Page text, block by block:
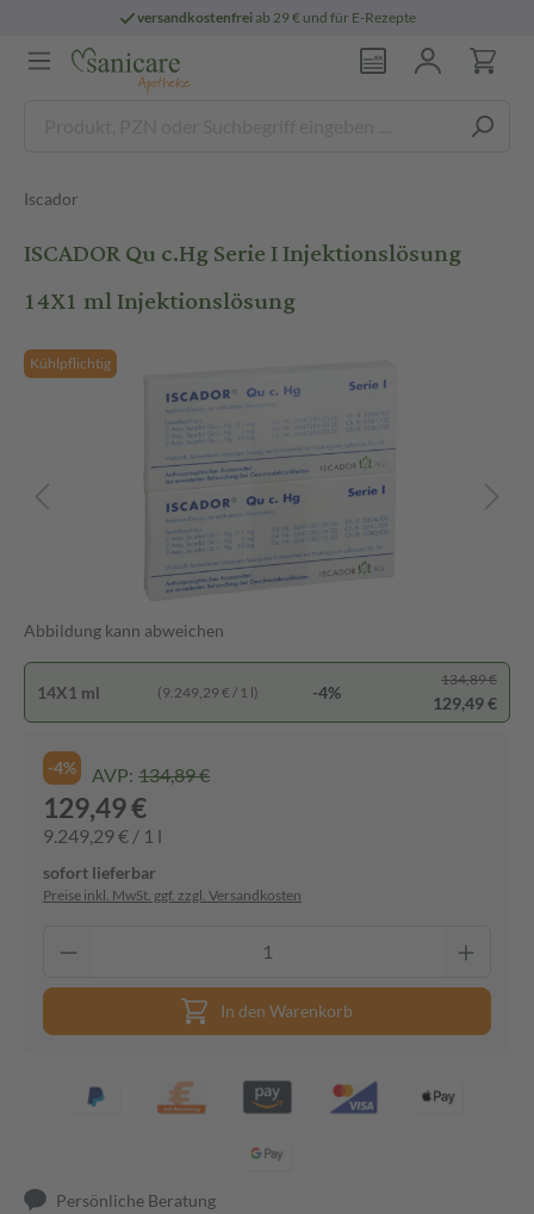
versandkostenfreiab 29 € und für E-Rezepte
Iscador
ISCADOR Qu c.Hg Serie I Injektionslösung
14X1 ml Injektionslösung
Kühlpflichtig
Abbildung kann abweichen
14X1 ml (9.249,29 € / 1 l) -4%
134,89 €
129,49 €
-4% AVP: 134,89 €
129,49 €
9.249,29 € / 1 l
sofort lieferbar
Preise inkl. MwSt. ggf. zzgl. Versandkosten
In den Warenkorb
Persönliche Beratung